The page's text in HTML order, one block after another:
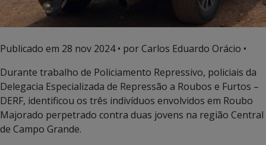
Publicado em 28 nov 2024• por Carlos Eduardo Orácio •
Durante trabalho de Policiamento Repressivo, policiais da
Delegacia Especializada de Repressão a Roubos e Furtos –
DERF, identificou os três indivíduos envolvidos em Roubo
Majorado perpetrado contra duas jovens na região Central
de Campo Grande.